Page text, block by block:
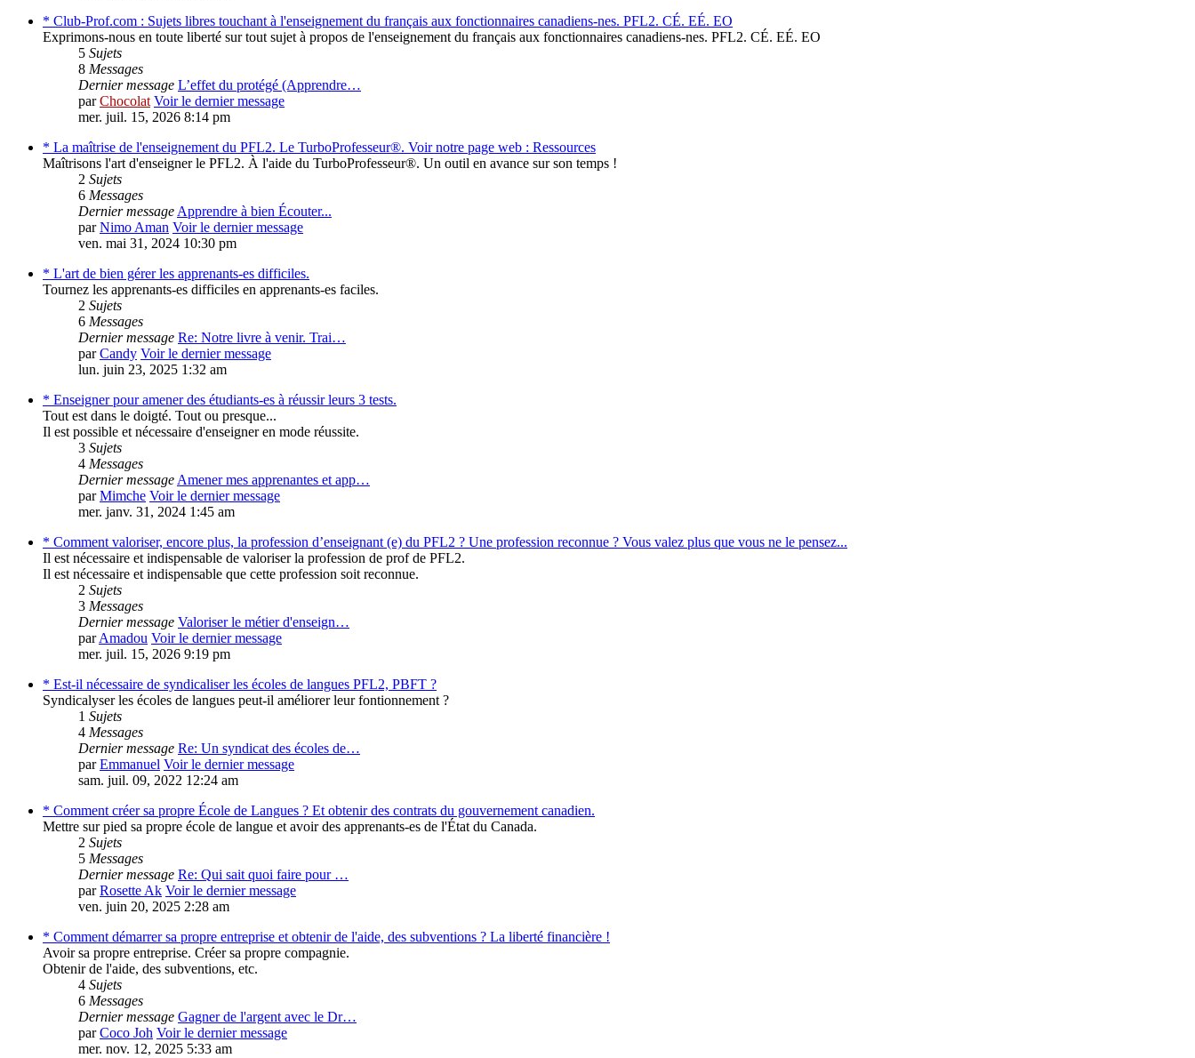
* Club-Prof.com : Sujets libres touchant à l'enseignement du français aux fonctionnaires canadiens-nes. PFL2. CÉ. EÉ. EO
Exprimons-nous en toute liberté sur tout sujet à propos de l'enseignement du français aux fonctionnaires canadiens-nes. PFL2. CÉ. EÉ. EO
5 Sujets
8 Messages
Dernier message L’effet du protégé (Apprendre…
parChocolat Voir le dernier message
mer. juil. 15, 2026 8:14 pm
* La maîtrise de l'enseignement du PFL2. Le TurboProfesseur®. Voir notre page web : Ressources
Maîtrisons l'art d'enseigner le PFL2. À l'aide du TurboProfesseur®. Un outil en avance sur son temps !
2 Sujets
6 Messages
Dernier messageApprendre à bien Écouter...
parNimo Aman Voir le dernier message
ven. mai 31, 2024 10:30 pm
* L'art de bien gérer les apprenants-es difficiles.
Tournez les apprenants-es difficiles en apprenants-es faciles.
2 Sujets
6 Messages
Dernier message Re: Notre livre à venir. Trai…
parCandy Voir le dernier message
lun. juin 23, 2025 1:32 am
* Enseigner pour amener des étudiants-es à réussir leurs 3 tests.
Tout est dans le doigté. Tout ou presque...
Il est possible et nécessaire d'enseigner en mode réussite.
3 Sujets
4 Messages
Dernier messageAmener mes apprenantes et app…
parMimche Voir le dernier message
mer. janv. 31, 2024 1:45 am
* Comment valoriser, encore plus, la profession d’enseignant (e) du PFL2 ? Une profession reconnue ? Vous valez plus que vous ne le pensez...
Il est nécessaire et indispensable de valoriser la profession de prof de PFL2.
Il est nécessaire et indispensable que cette profession soit reconnue.
2 Sujets
3 Messages
Dernier message Valoriser le métier d'enseign…
parAmadou Voir le dernier message
mer. juil. 15, 2026 9:19 pm
* Est-il nécessaire de syndicaliser les écoles de langues PFL2, PBFT ?
Syndicalyser les écoles de langues peut-il améliorer leur fontionnement ?
1 Sujets
4 Messages
Dernier message Re: Un syndicat des écoles de…
parEmmanuel Voir le dernier message
sam. juil. 09, 2022 12:24 am
* Comment créer sa propre École de Langues ? Et obtenir des contrats du gouvernement canadien.
Mettre sur pied sa propre école de langue et avoir des apprenants-es de l'État du Canada.
2 Sujets
5 Messages
Dernier message Re: Qui sait quoi faire pour …
parRosette Ak Voir le dernier message
ven. juin 20, 2025 2:28 am
* Comment démarrer sa propre entreprise et obtenir de l'aide, des subventions ? La liberté financière !
Avoir sa propre entreprise. Créer sa propre compagnie.
Obtenir de l'aide, des subventions, etc.
4 Sujets
6 Messages
Dernier message Gagner de l'argent avec le Dr…
parCoco Joh Voir le dernier message
mer. nov. 12, 2025 5:33 am